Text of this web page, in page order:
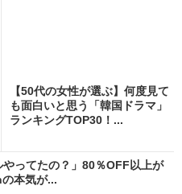
【50代の女性が選ぶ】何度見て
も面白いと思う「韓国ドラマ」
ランキングTOP30！...
やってたの？」80％OFF以上が
本気が...